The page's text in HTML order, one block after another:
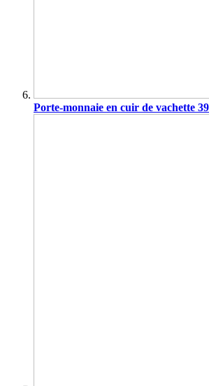
Porte-monnaie en cuir de vachette